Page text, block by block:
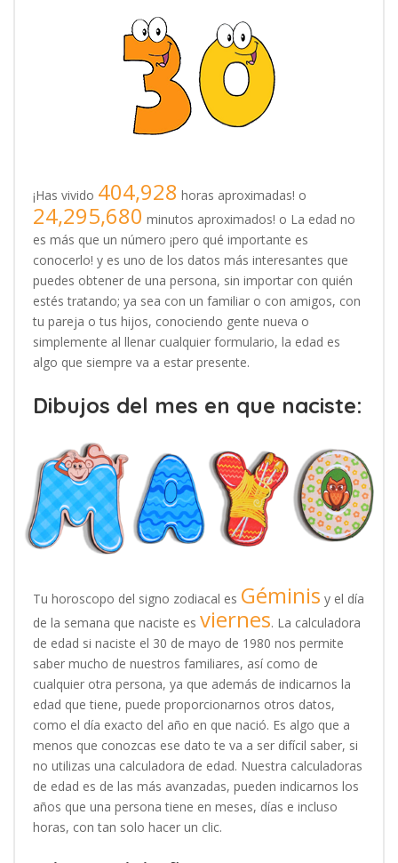
¡Has vivido 404,928 horas aproximadas! o
24,295,680 minutos aproximados! o La edad no
es más que un número ¡pero qué importante es
conocerlo! y es uno de los datos más interesantes que
puedes obtener de una persona, sin importar con quién
estés tratando; ya sea con un familiar o con amigos, con
tu pareja o tus hijos, conociendo gente nueva o
simplemente al llenar cualquier formulario, la edad es
algo que siempre va a estar presente.
Dibujos del mes en que naciste:
Tu horoscopo del signo zodiacal es Géminis y el día
de la semana que naciste es viernes. La calculadora
de edad si naciste el 30 de mayo de 1980 nos permite
saber mucho de nuestros familiares, así como de
cualquier otra persona, ya que además de indicarnos la
edad que tiene, puede proporcionarnos otros datos,
como el día exacto del año en que nació. Es algo que a
menos que conozcas ese dato te va a ser difícil saber, si
no utilizas una calculadora de edad. Nuestra calculadoras
de edad es de las más avanzadas, pueden indicarnos los
años que una persona tiene en meses, días e incluso
horas, con tan solo hacer un clic.